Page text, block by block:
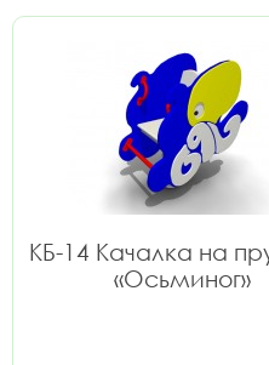
КБ-14 Качалка на
«Осьминог»